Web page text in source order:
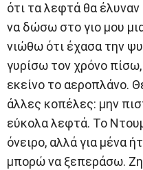
ότι τα λεφτά θα
να δώσω στο γιο μου
νιώθω ότι έχασα την
γυρίσω τον χρόνο
εκείνο το αεροπλάνο.
άλλες κοπέλες: μην
εύκολα λεφτά. Το
όνειρο, αλλά για μένα
μπορώ να ξεπεράσω.